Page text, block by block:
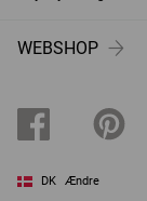
WEBSHOP
DK Ændre